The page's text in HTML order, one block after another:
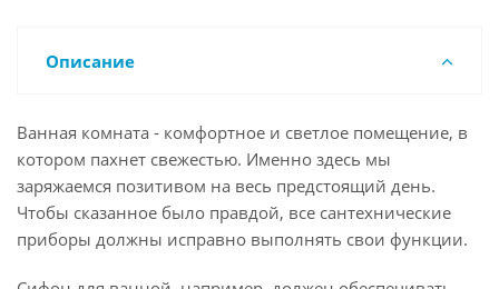
Описание
Ванная комната - комфортное и светлое помещение, в
котором пахнет свежестью. Именно здесь мы
заряжаемся позитивом на весь предстоящий день.
Чтобы сказанное было правдой, все сантехнические
приборы должны исправно выполнять свои функции.